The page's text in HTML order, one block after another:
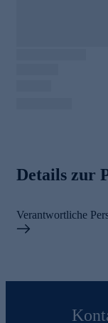
Details zur
Verantwortliche